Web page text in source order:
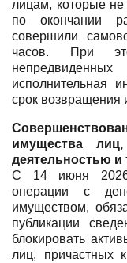
лицам, которые не
по окончании
совершили
часов. При
исполнительная
срок возвращения
имущества
деятельностью и
С 14 июня 2026
операции с
имуществом,
публикации
блокировать
лиц, причастных